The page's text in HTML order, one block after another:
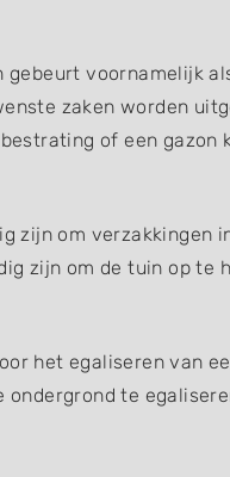
gebeurt voornamelijk
zaken worden
of een
zijn om
zijn om de tuin op
het egaliseren van
te